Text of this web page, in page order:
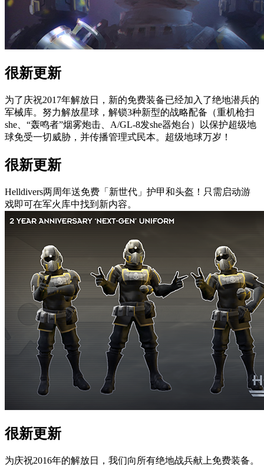
很新更新
为了庆祝2017年解放日，新的免费装备已经加入了绝地潜兵的
军械库。努力解放星球，解锁3种新型的战略配备（重机枪扫
she、“轰鸣者”烟雾炮击、A/GL-8发she器炮台）以保护超级地
球免受一切威胁，并传播管理式民本。超级地球万岁！
很新更新
Helldivers两周年送免费「新世代」护甲和头盔！只需启动游
戏即可在军火库中找到新内容。
很新更新
为庆祝2016年的解放日，我们向所有绝地战兵献上免费装备。